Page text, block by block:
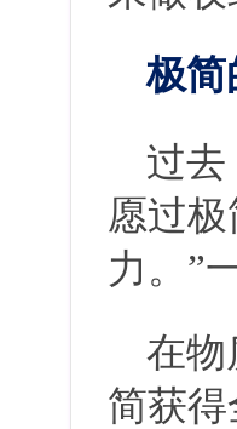
极简
过去
愿过
力。”
在物
简获